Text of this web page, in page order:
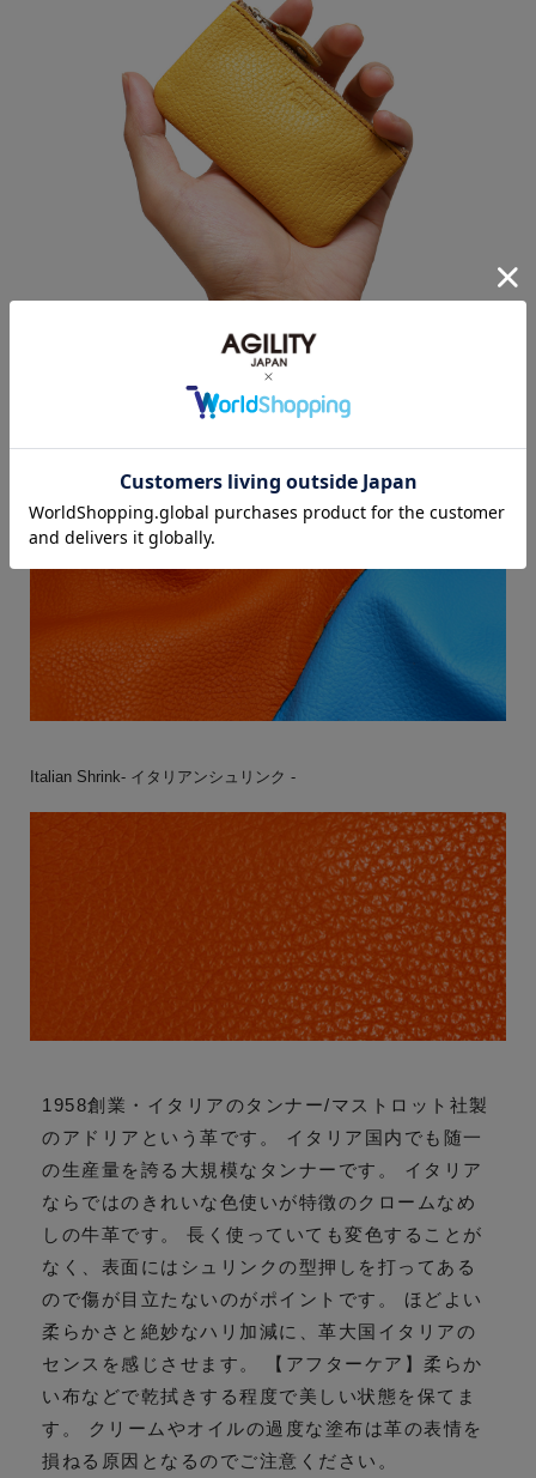
素材について
Italian Shrink- イタリアンシュリンク -
1958創業・イタリアのタンナー/マストロット社製
のアドリアという革です。 イタリア国内でも随一
の生産量を誇る大規模なタンナーです。 イタリア
ならではのきれいな色使いが特徴のクロームなめ
しの牛革です。 長く使っていても変色することが
なく、表面にはシュリンクの型押しを打ってある
ので傷が目立たないのがポイントです。 ほどよい
柔らかさと絶妙なハリ加減に、革大国イタリアの
センスを感じさせます。 【アフターケア】柔らか
い布などで乾拭きする程度で美しい状態を保てま
す。 クリームやオイルの過度な塗布は革の表情を
損ねる原因となるのでご注意ください。